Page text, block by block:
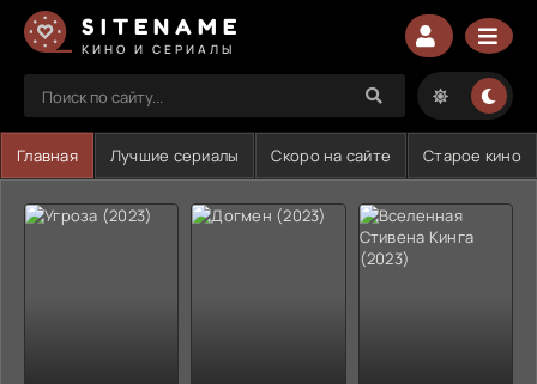
SITENAME
КИНО И СЕРИАЛЫ
Главная Лучшие сериалы Скоро на сайте Старое кино